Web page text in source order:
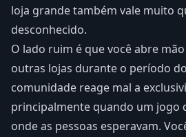
loja grande também vale muito
desconhecido.
O lado ruim é que você abre
outras lojas durante o período
comunidade reage mal a
principalmente quando um jogo
onde as pessoas esperavam.